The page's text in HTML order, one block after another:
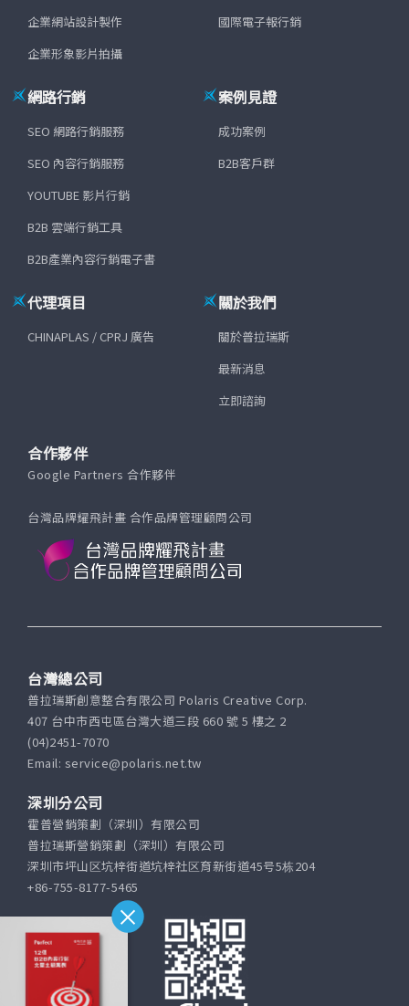
企業網站設計製作
企業形象影片拍攝
國際電子報行銷
網路行銷
SEO 網路行銷服務
SEO 內容行銷服務
YOUTUBE 影片行銷
B2B 雲端行銷工具
B2B產業內容行銷電子書
案例見證
成功案例
B2B客戶群
代理項目
CHINAPLAS / CPRJ 廣告
關於我們
關於普拉瑞斯
最新消息
立即諮詢
合作夥伴
Google Partners 合作夥伴
台灣品牌耀飛計畫 合作品牌管理顧問公司
台灣總公司
普拉瑞斯創意整合有限公司 Polaris Creative Corp.
407 台中市西屯區台灣大道三段 660 號 5 樓之 2
(04)2451-7070
Email: service@polaris.net.tw
深圳分公司
霍普營銷策劃（深圳）有限公司
普拉瑞斯營銷策劃（深圳）有限公司
深圳市坪山区坑梓街道坑梓社区育新街道45号5栋204
+86-755-8177-5465